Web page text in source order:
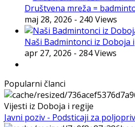
Društvena mreža =
maj 28, 2026 - 240 Views
Naši Badmintonci iz Doboja i
apr 27, 2026 - 284 Views
Popularni članci
Vijesti iz Doboja i regije
Javni poziv - Podsticaji za